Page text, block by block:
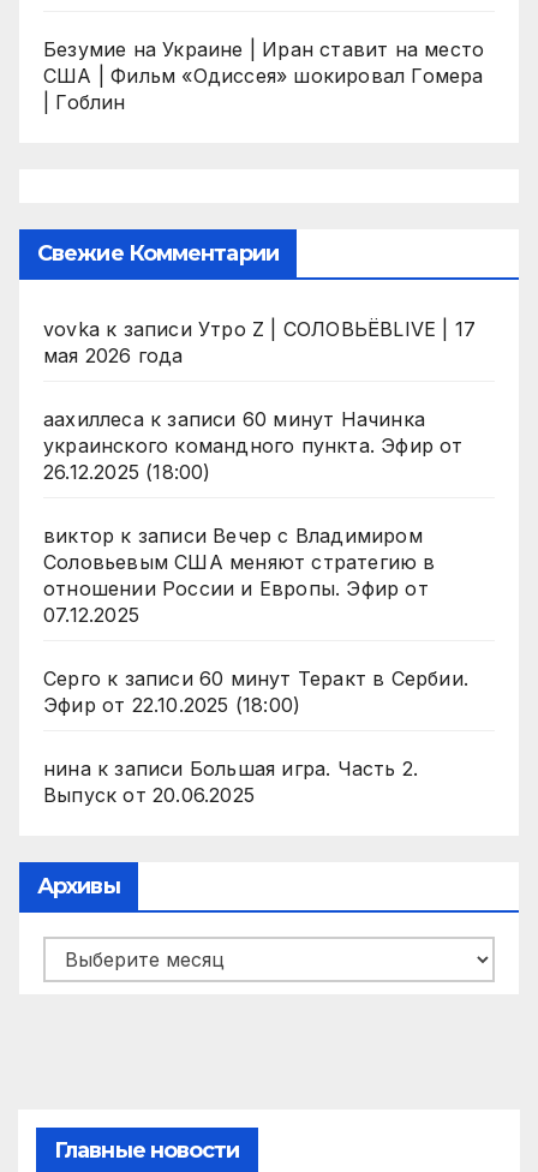
Безумие на Украине | Иран ставит на место
США | Фильм «Одиссея» шокировал Гомера
| Гоблин
Свежие Комментарии
vovka к записи Утро Z | СОЛОВЬЁВLIVE | 17
мая 2026 года
аахиллесак записи 60 минут Начинка
украинского командного пункта. Эфир от
26.12.2025 (18:00)
виктор к записи Вечер с Владимиром
Соловьевым США меняют стратегию в
отношении России и Европы. Эфир от
07.12.2025
Серго к записи 60 минут Теракт в Сербии.
Эфир от 22.10.2025 (18:00)
нинак записи Большая игра. Часть 2.
Выпуск от 20.06.2025
Архивы
Архивы
Главные новости